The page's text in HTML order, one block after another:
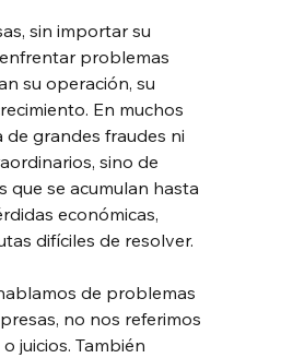
sin importar su
problemas
su operación, su
En muchos
de grandes fraudes ni
sino de
que se acumulan hasta
económicas,
difíciles de resolver.
de problemas
no nos referimos
juicios. También